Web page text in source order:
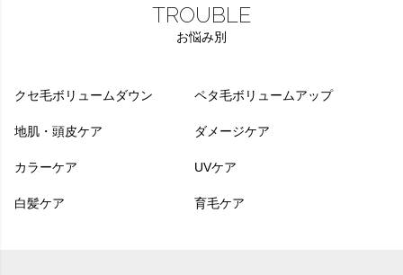
TROUBLE
お悩み別
クセ毛ボリュームダウン ペタ毛ボリュームアップ
地肌・頭皮ケア ダメージケア
カラーケア UVケア
白髪ケア 育毛ケア